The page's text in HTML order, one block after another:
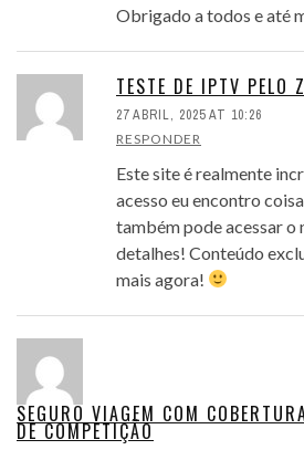
Obrigado a todos e até
TESTE DE IPTV PELO
27 ABRIL, 2025 AT 10:26
RESPONDER
Este site é realmente
acesso eu encontro
também pode acessar o
detalhes! Conteúdo
mais agora!
SEGURO VIAGEM COM
DE COMPETIÇÃO